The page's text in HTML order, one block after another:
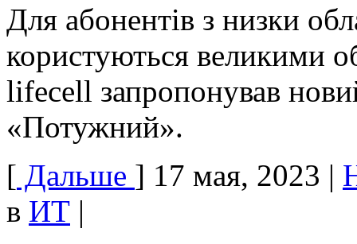
Для абонентів з низки
користуються великими
lifecell запропонував
«Потужний».
[ Дальше ] 17 мая, 2023 |
в ИТ |